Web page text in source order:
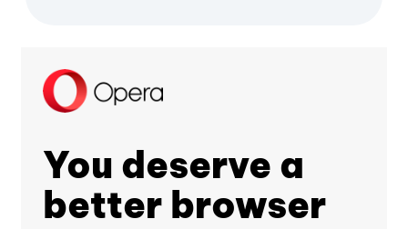
You deserve a
better browser